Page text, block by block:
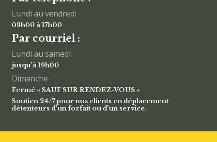
Lundi au vendredi
09h00 à 17h00
Par courriel :
Lundi au samedi
jusqu’à 19h00
Dimanche
Fermé « SAUF SUR RENDEZ-VOUS »
Soutien 24/7 pour nos clients en déplacement
détenteurs d'un forfait ou d'un service.